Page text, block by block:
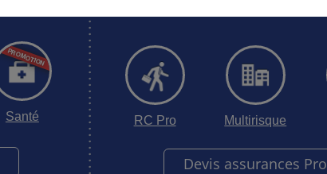
Santé RC Pro Multirisque
Devis assurances Pro